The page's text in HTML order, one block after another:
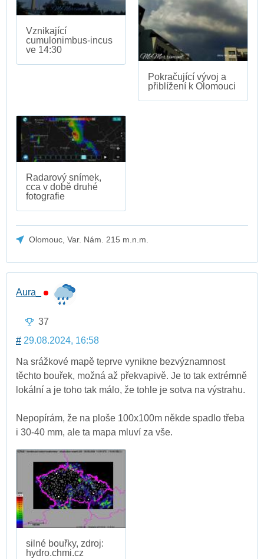
Vznikající
cumulonimbus-incus
ve 14:30
Pokračující vývoj a
přiblížení k Olomouci
Radarový snímek,
cca v době druhé
fotografie
Olomouc, Var. Nám. 215 m.n.m.
Aura_
37
# 29.08.2024, 16:58
Na srážkové mapě teprve vynikne bezvýznamnost
těchto bouřek, možná až překvapivě. Je to tak extrémně
lokální a je toho tak málo, že tohle je sotva na výstrahu.
Nepopírám, že na ploše 100x100m někde spadlo třeba
i 30-40 mm, ale ta mapa mluví za vše.
silné bouřky, zdroj:
hydro.chmi.cz